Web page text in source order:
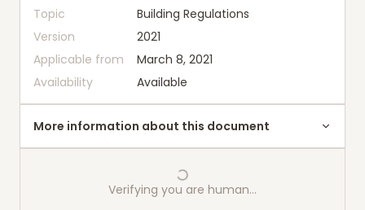
Topic
Building Regulations
Version
2021
Applicable from
March 8, 2021
Availability
Available
More information about this document
Verifying you are human…